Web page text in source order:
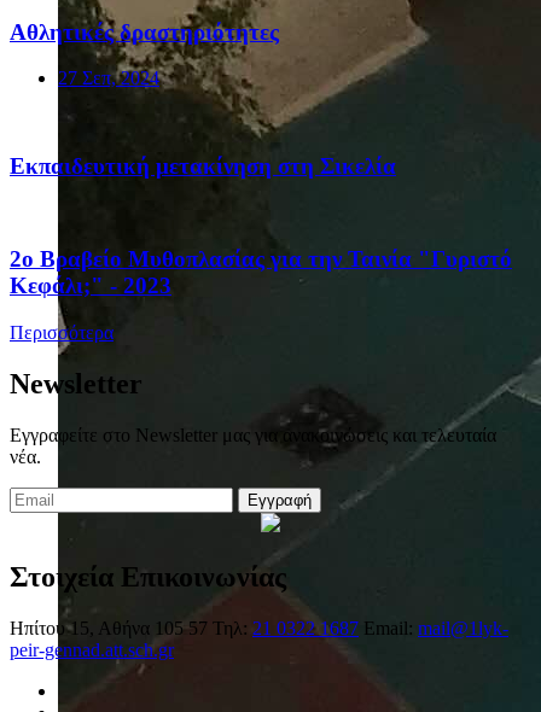
Αθλητικές δραστηριότητες
27 Σεπ, 2024
Eκπαιδευτική μετακίνηση στη Σικελία
2ο Βραβείο Μυθοπλασίας για την Ταινία "Γυριστό
Κεφάλι;" - 2023
Περισσότερα
Newsletter
Εγγραφείτε στο Newsletter μας για ανακοινώσεις και τελευταία
νέα.
Εγγραφή
Στοιχεία Επικοινωνίας
Ηπίτου 15, Αθήνα 105 57 Τηλ: 21 0322 1687 Email: mail@1lyk-
peir-gennad.att.sch.gr